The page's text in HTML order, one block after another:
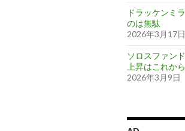
ドラッケンミ
のは無駄
2026年3月17日
ソロスファン
上昇はこれか
2026年3月9日